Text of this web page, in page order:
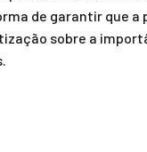
de garantir que a
sobre a